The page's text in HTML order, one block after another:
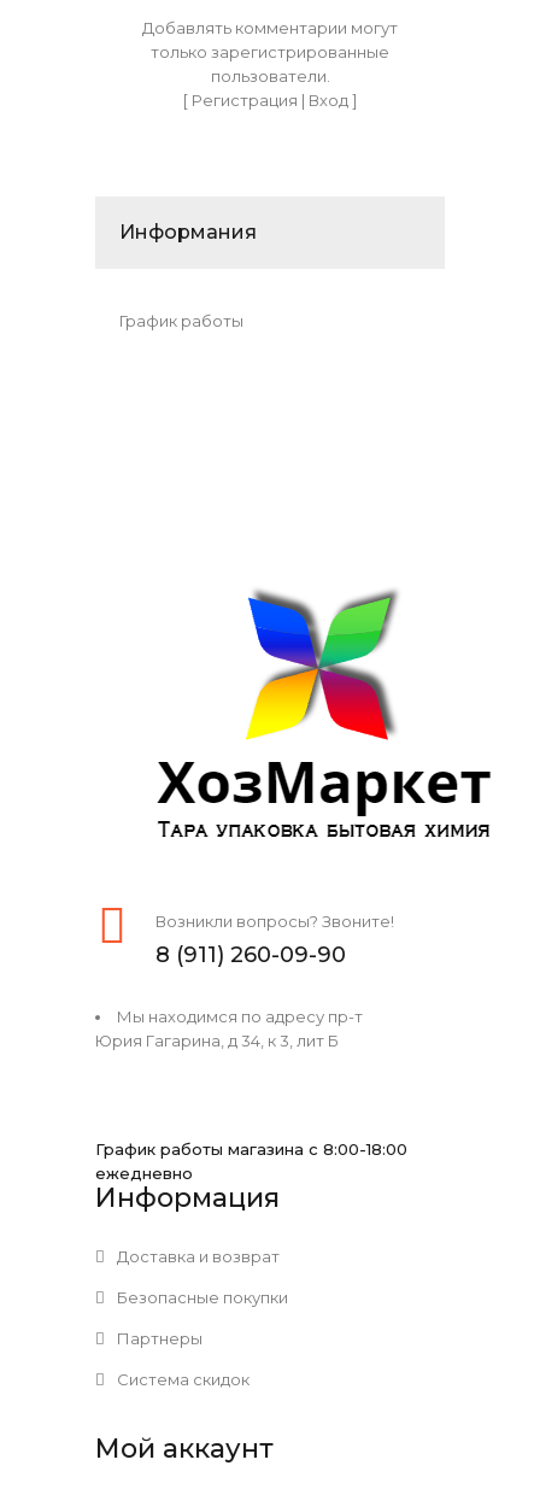
Добавлять комментарии могут
только зарегистрированные
пользователи.
[ Регистрация | Вход]
Информания
График работы
Возникли вопросы? Звоните!
8 (911) 260-09-90
Мы находимся по адресу пр-т
Юрия Гагарина, д 34, к 3, лит Б
График работы магазина с 8:00-18:00
ежедневно
Информация
Доставка и возврат
Безопасные покупки
Партнеры
Система скидок
Мой аккаунт